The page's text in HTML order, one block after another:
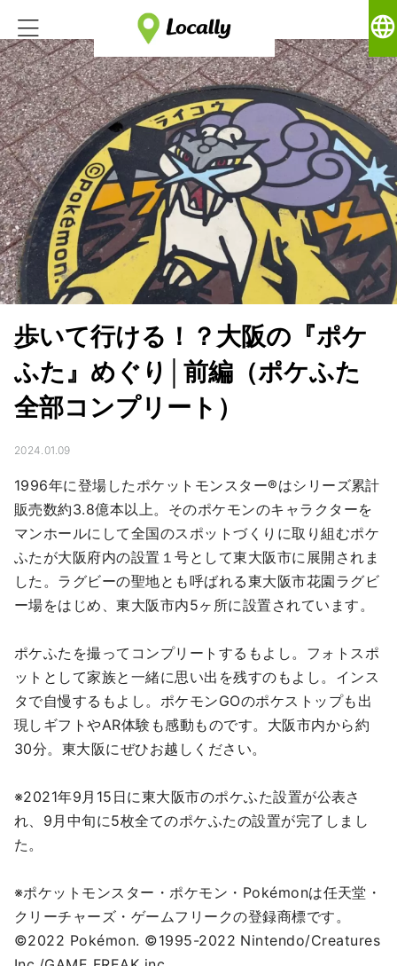
language
歩いて行ける！？大阪の『ポケ
ふた』めぐり│前編（ポケふた
全部コンプリート）
2024.01.09
1996年に登場したポケットモンスター®はシリーズ累計
販売数約3.8億本以上。そのポケモンのキャラクターを
マンホールにして全国のスポットづくりに取り組むポケ
ふたが大阪府内の設置１号として東大阪市に展開されま
した。ラグビーの聖地とも呼ばれる東大阪市花園ラグビ
ー場をはじめ、東大阪市内5ヶ所に設置されています。
ポケふたを撮ってコンプリートするもよし。フォトスポ
ットとして家族と一緒に思い出を残すのもよし。インス
タで自慢するもよし。ポケモンGOのポケストップも出
現しギフトやAR体験も感動ものです。大阪市内から約
30分。東大阪にぜひお越しください。
※2021年9月15日に東大阪市のポケふた設置が公表さ
れ、9月中旬に5枚全てのポケふたの設置が完了しまし
た。
※ポケットモンスター・ポケモン・Pokémonは任天堂・
クリーチャーズ・ゲームフリークの登録商標です。
©2022 Pokémon. ©1995-2022 Nintendo/Creatures